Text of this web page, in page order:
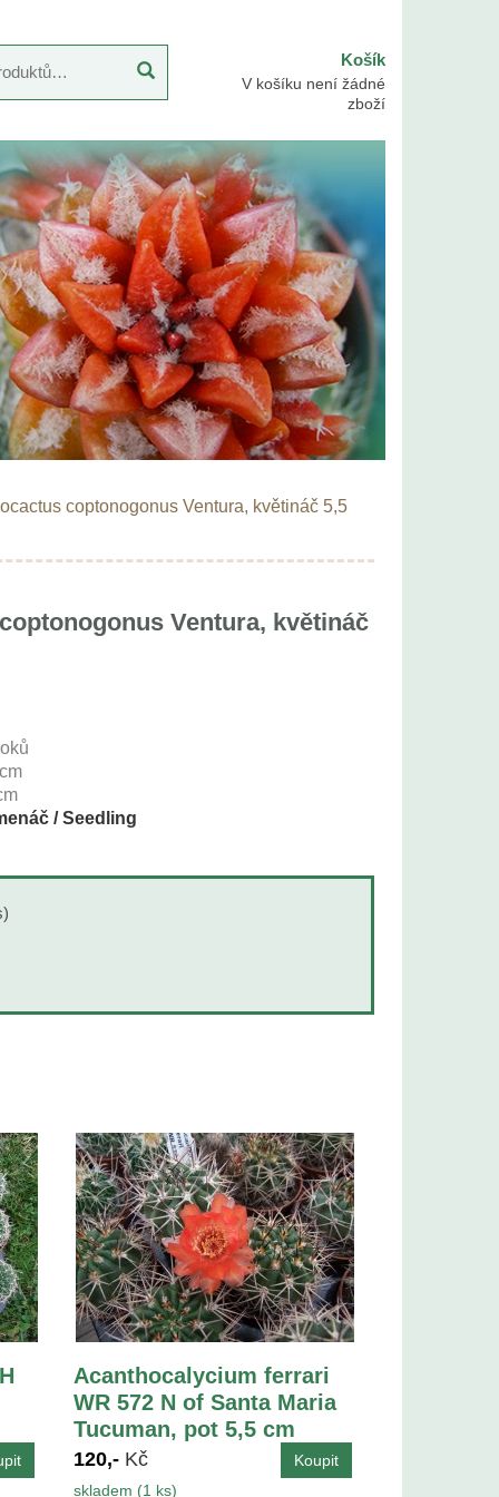
Košík
V košíku není žádné
zboží
coptonogonus Ventura, květináč 5,5
Ventura, květináč
cm
/ Seedling
Acanthocalycium ferrari
WR 572 N of Santa Maria
Tucuman, pot 5,5 cm
120,- Kč
skladem (1 ks)